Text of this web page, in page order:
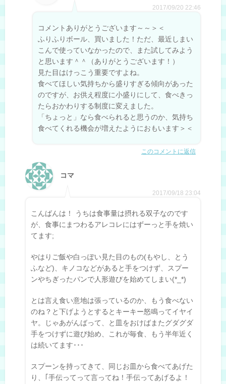
2017/09/20 22:46
コメントありがとうございます～～＞＜
ふりふりボール、買いました！ただ、最近しまい
こんで使っていなかったので、また試してみよう
と思います＾＾（ありがとうございます！）
見た目はけっこう重要ですよね。
食べてほしい気持ちから盛りすぎる傾向があった
のですが、お供え程度に小盛りにして、食べきっ
たらおかわりする制度に変えました。
「ちょっと」なら食べられると思うのか、気持ち
食べてくれる機会が増えたようにおもいます＞＜
このコメントに返信
コマ
2017/09/18 23:04
こんばんは！ うちは食事量は摂れる双子なのです
が、食事にまつわるアレコレにはずーっと手を焼い
てます;
やはりご飯や白っぽい見た目のもの(もやし、とう
ふなど)、キノコなどがあると手をつけず、スプー
ンやちぎったパンで人形遊びを始めてしまい(*_*)
とは言え食い意地は張っているのか、もう食べない
のね？と下げようとするとキーキー怒鳴ってイヤイ
ヤ。じゃあがんばって、と皿をおけばまたグダグダ
手をつけずに遊び始め、これが毎食、もう半年近く
は続いてます･･･
スプーンを持ってきて、同じお皿から食べてあげた
り、｢手伝ってって言ってね！手伝ってあげるよ！